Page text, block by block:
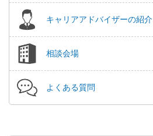
キャリアアドバイザーの紹介
相談会場
よくある質問